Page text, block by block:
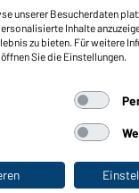
Shop
für Professionals:
unserer Besucherdaten
Inhalte
zu bieten. Für weitere
Sie die Einstellungen.